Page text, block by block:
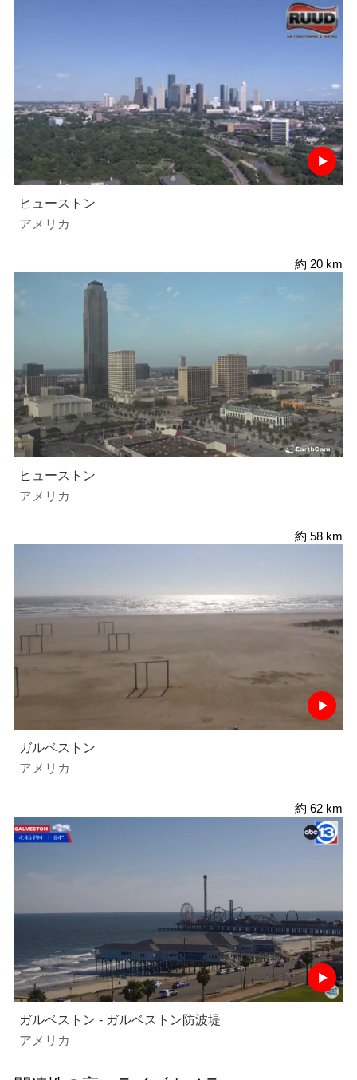
ヒューストン
アメリカ
約 20 km
ヒューストン
アメリカ
約 58 km
ガルベストン
アメリカ
約 62 km
ガルベストン - ガルベストン防波堤
アメリカ